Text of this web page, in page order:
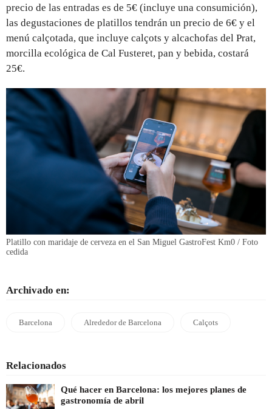
precio de las entradas es de 5€ (incluye una consumición),
las degustaciones de platillos tendrán un precio de 6€ y el
menú calçotada, que incluye calçots y alcachofas del Prat,
morcilla ecológica de Cal Fusteret, pan y bebida, costará
25€.
Platillo con maridaje de cerveza en el San Miguel GastroFest Km0 / Foto
cedida
Archivado en:
Barcelona Alrededor de Barcelona Calçots
Relacionados
Qué hacer en Barcelona: los mejores planes de
gastronomía de abril